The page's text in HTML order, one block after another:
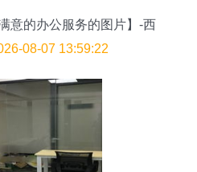
意的办公服务的图片】-西
路易登网
08-07 13:59:22